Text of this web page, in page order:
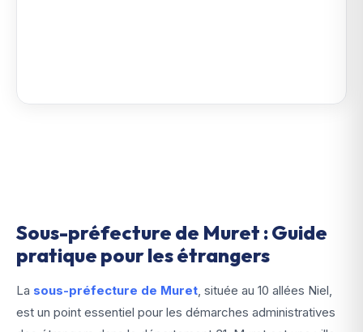
Sous-préfecture de Muret : Guide
pratique pour les étrangers
La sous-préfecture de Muret, située au 10 allées Niel,
est un point essentiel pour les démarches administratives